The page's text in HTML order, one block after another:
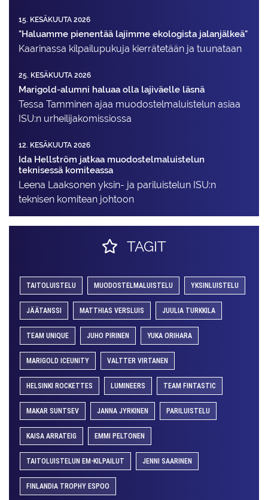
15. KESÄKUUTA 2026
"Haluamme pienentää lajimme ekologista jalanjälkeä"
Kaarinassa kilpailupukuja kierrätetään ja tuunataan
25. KESÄKUUTA 2026
Marigold-alumni haluaa olla lajiväelle läsnä
Tessa Tamminen ajaa muodostelma­luistelun asiaa
ISU:n urheilija­komissiossa
12. KESÄKUUTA 2026
Ida Hellström jatkaa muodostelmaluistelun
teknisessä komiteassa
Leena Laaksonen yksin- ja pariluistelun ISU:n
teknisen komitean johtoon
TAGIT
TAITOLUISTELU MUODOSTELMALUISTELU YKSINLUISTELU
JÄÄTANSSI MATTHIAS VERSLUIS JUULIA TURKKILA
TEAM UNIQUE JUHO PIRINEN YUKA ORIHARA
MARIGOLD ICEUNITY VALTTER VIRTANEN
HELSINKI ROCKETTES LUMINEERS TEAM FINTASTIC
MAKAR SUNTSEV JANNA JYRKINEN PARILUISTELU
KAISA ARRATEIG EMMI PELTONEN
TAITOLUISTELUN EM-KILPAILUT JENNI SAARINEN
FINLANDIA TROPHY ESPOO